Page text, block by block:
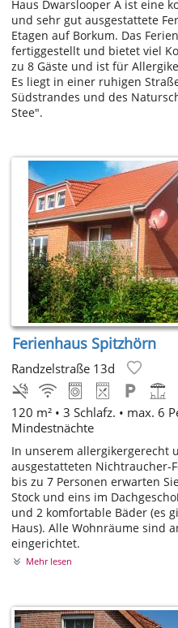
Haus Dwarslooper A ist eine
und sehr gut ausgestattete
Etagen auf Borkum. Das
fertiggestellt und bietet viel
zu 8 Gäste und ist für
Es liegt in einer ruhigen
Südstrandes und des
Stee".
Ferienhaus Spitzhörn
Randzelstraße 13d
120 m² • 3 Schlafz. • max. 6
Mindestnächte
In unserem allergikergerecht
ausgestatteten Nichtraucher-
bis zu 7 Personen erwarten
Stock und eins im
und 2 komfortable Bäder (es
Haus). Alle Wohnräume sind
eingerichtet.
Mehr lesen